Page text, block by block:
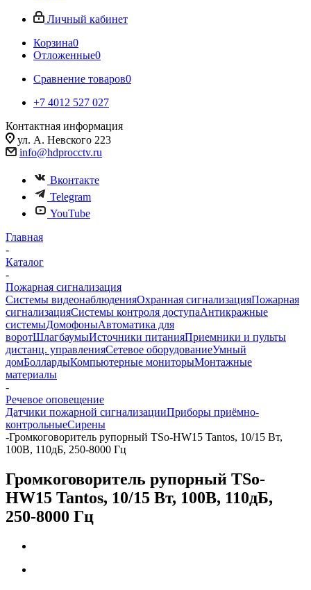
Личный кабинет
Корзина0
Отложенные0
Сравнение товаров0
+7 4012 527 027
Контактная информация
ул. А. Невского 223
info@hdprocctv.ru
Вконтакте
Telegram
YouTube
Главная
-
Каталог
-
Пожарная сигнализация
Системы видеонаблюденияОхранная сигнализацияПожарная
сигнализацияСистемы контроля доступаАнтикражные
системыДомофоныАвтоматика для
воротШлагбаумыИсточники питанияПриемники и пульты
дистанц. управленияСетевое оборудованиеУмный
домБоллардыКомпьютерные мониторыМонтажные
материалы
-
Речевое оповещение
Датчики пожарной сигнализацииПриборы приёмно-
контрольныеСирены
-Громкоговоритель рупорный TSo-HW15 Tantos, 10/15 Вт,
100В, 110дБ, 250-8000 Гц
Громкоговоритель рупорный TSo-
HW15 Tantos, 10/15 Вт, 100В, 110дБ,
250-8000 Гц